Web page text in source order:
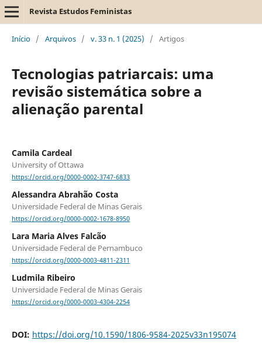
Revista Estudos Feministas
Início / Arquivos / v. 33 n. 1 (2025) / Artigos
Tecnologias patriarcais: uma
revisão sistemática sobre a
alienação parental
Camila Cardeal
University of Ottawa
https://orcid.org/0000-0002-3747-6833
Alessandra Abrahão Costa
Universidade Federal de Minas Gerais
https://orcid.org/0000-0002-1678-8950
Lara Maria Alves Falcão
Universidade Federal de Pernambuco
https://orcid.org/0000-0003-4811-2311
Ludmila Ribeiro
Universidade Federal de Minas Gerais
https://orcid.org/0000-0003-4304-2254
DOI: https://doi.org/10.1590/1806-9584-2025v33n195074